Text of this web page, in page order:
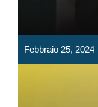
Febbraio 25, 2024